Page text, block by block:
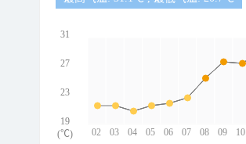
02 03 04 05 06 07 08 09 10
31
27
23
19
(℃)